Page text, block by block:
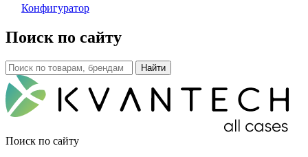
Конфигуратор
Поиск по сайту
Поиск по сайту